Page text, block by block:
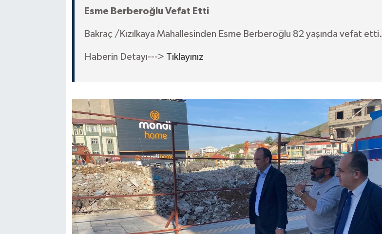
Esme Berberoğlu Vefat Etti
Bakraç /Kızılkaya Mahallesinden Esme Berberoğlu 82 yaşında vefat etti.
Haberin Detayı---> Tıklayınız